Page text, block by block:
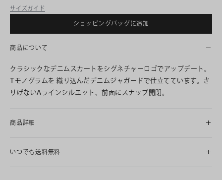
サイズガイド
ショッピングバッグに追加
商品について
クラシックなデニムスカートをシグネチャーロゴでアップデート。
Tモノグラムを 織り込んだデニムジャガードで仕立てています。さ
りげないAラインシルエット、前面にスナップ開閉。
商品詳細
いつでも送料無料